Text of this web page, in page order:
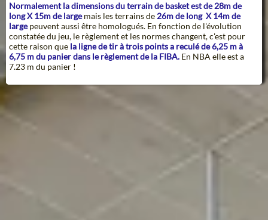
Normalement la dimensions du terrain de basket est de 28m de
long X 15m de largemais les terrains de 26m de long X 14m de
largepeuvent aussi être homologués. En fonction de l'évolution
constatée du jeu, le règlement et les normes changent, c'est pour
cette raison que la ligne de tir à trois points a reculé de 6,25 m à
6,75 m du panier dans le règlement de la FIBA. En NBA elle est a
7.23 m du panier !